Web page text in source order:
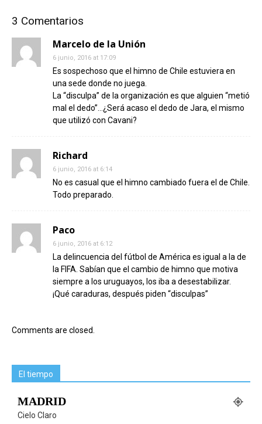
3 Comentarios
Marcelo de la Unión
6 junio, 2016 at 17:09
Es sospechoso que el himno de Chile estuviera en
una sede donde no juega.
La “disculpa” de la organización es que alguien “metió
mal el dedo”…¿Será acaso el dedo de Jara, el mismo
que utilizó con Cavani?
Richard
6 junio, 2016 at 6:14
No es casual que el himno cambiado fuera el de Chile.
Todo preparado.
Paco
6 junio, 2016 at 6:12
La delincuencia del fútbol de América es igual a la de
la FIFA. Sabían que el cambio de himno que motiva
siempre a los uruguayos, los iba a desestabilizar.
¡Qué caraduras, después piden “disculpas”
Comments are closed.
El tiempo
MADRID
Cielo Claro